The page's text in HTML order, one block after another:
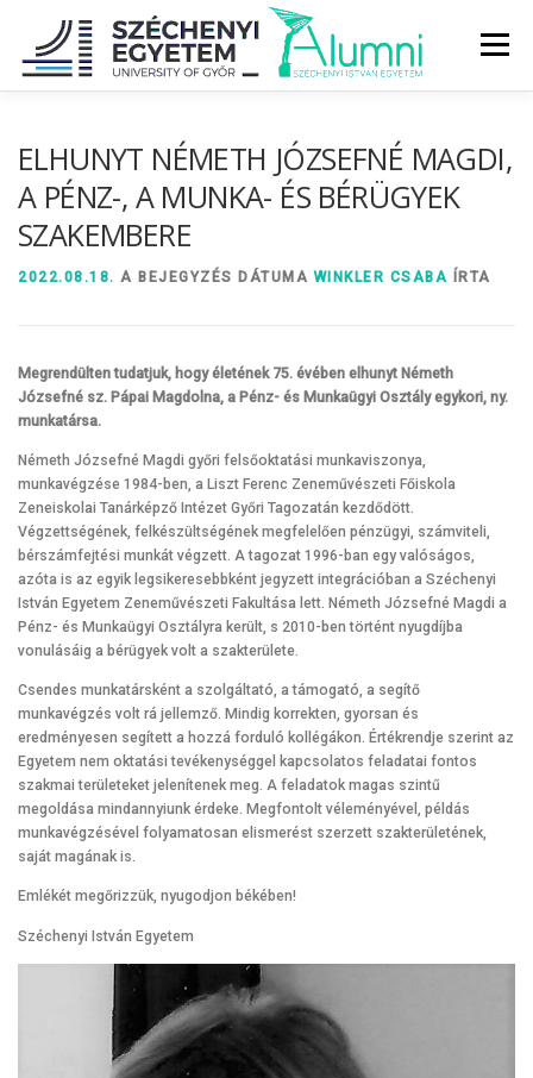
tartalomhoz
Menü
DIPLOMAÁTADÓ
ELHUNYT NÉMETH JÓZSEFNÉ MAGDI,
A PÉNZ-, A MUNKA- ÉS BÉRÜGYEK
SZAKEMBERE
2022.08.18. A BEJEGYZÉS DÁTUMA WINKLER CSABA ÍRTA
Megrendülten tudatjuk, hogy életének 75. évében elhunyt Németh
Józsefné sz. Pápai Magdolna, a Pénz- és Munkaügyi Osztály egykori, ny.
munkatársa.
Németh Józsefné Magdi győri felsőoktatási munkaviszonya,
munkavégzése 1984-ben, a Liszt Ferenc Zeneművészeti Főiskola
Zeneiskolai Tanárképző Intézet Győri Tagozatán kezdődött.
Végzettségének, felkészültségének megfelelően pénzügyi, számviteli,
bérszámfejtési munkát végzett. A tagozat 1996-ban egy valóságos,
azóta is az egyik legsikeresebbként jegyzett integrációban a Széchenyi
István Egyetem Zeneművészeti Fakultása lett. Németh Józsefné Magdi a
Pénz- és Munkaügyi Osztályra került, s 2010-ben történt nyugdíjba
vonulásáig a bérügyek volt a szakterülete.
Csendes munkatársként a szolgáltató, a támogató, a segítő
munkavégzés volt rá jellemző. Mindig korrekten, gyorsan és
eredményesen segített a hozzá forduló kollégákon. Értékrendje szerint az
Egyetem nem oktatási tevékenységgel kapcsolatos feladatai fontos
szakmai területeket jelenítenek meg. A feladatok magas szintű
megoldása mindannyiunk érdeke. Megfontolt véleményével, példás
munkavégzésével folyamatosan elismerést szerzett szakterületének,
saját magának is.
Emlékét megőrizzük, nyugodjon békében!
Széchenyi István Egyetem